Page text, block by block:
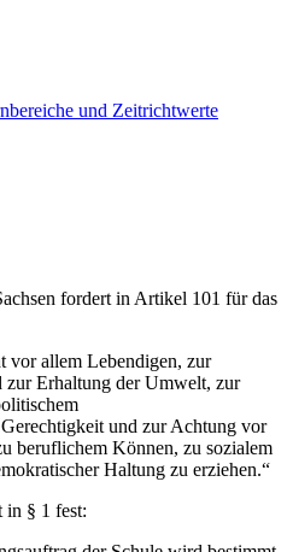
und Zeitrichtwerte
fordert in Artikel 101 für das
vor allem Lebendigen, zur
zur Erhaltung der Umwelt, zur
und zur Achtung vor
beruflichem Können, zu sozialem
Haltung zu erziehen.“
in § 1 fest: